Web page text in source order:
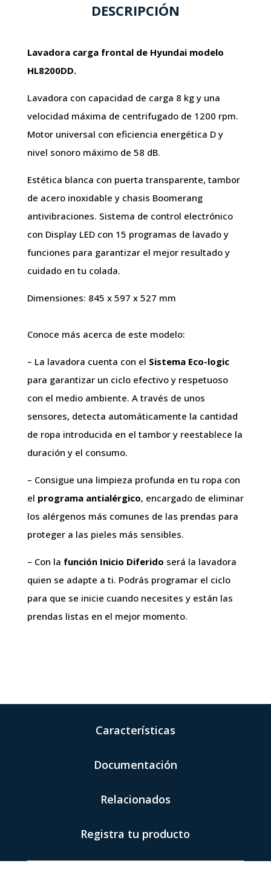
DESCRIPCIÓN
Lavadora carga frontal de Hyundai modelo
HL8200DD.
Lavadora con capacidad de carga 8 kg y una
velocidad máxima de centrifugado de 1200 rpm.
Motor universal con eficiencia energética D y
nivel sonoro máximo de 58 dB.
Estética blanca con puerta transparente, tambor
de acero inoxidable y chasis Boomerang
antivibraciones. Sistema de control electrónico
con Display LED con 15 programas de lavado y
funciones para garantizar el mejor resultado y
cuidado en tu colada.
Dimensiones: 845 x 597 x 527 mm
Conoce más acerca de este modelo:
– La lavadora cuenta con el Sistema Eco-logic
para garantizar un ciclo efectivo y respetuoso
con el medio ambiente. A través de unos
sensores, detecta automáticamente la cantidad
de ropa introducida en el tambor y reestablece la
duración y el consumo.
– Consigue una limpieza profunda en tu ropa con
el programa antialérgico, encargado de eliminar
los alérgenos más comunes de las prendas para
proteger a las pieles más sensibles.
– Con la función Inicio Diferido será la lavadora
quien se adapte a ti. Podrás programar el ciclo
para que se inicie cuando necesites y están las
prendas listas en el mejor momento.
Características
Documentación
Relacionados
Registra tu producto